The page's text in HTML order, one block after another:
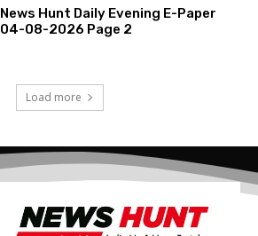
News Hunt Daily Evening E-Paper
04-08-2026 Page 2
Load more